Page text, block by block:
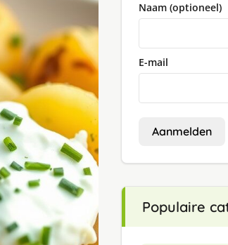
Naam (optioneel)
E-mail
Aanmelden
Populaire